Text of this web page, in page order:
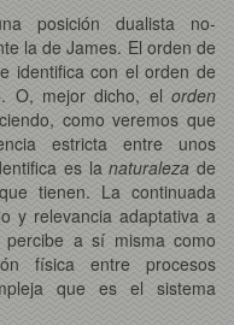
posición dualista no-
la de James. El orden de
identifica con el orden de
O, mejor dicho, el orden
como veremos que
estricta entre unos
es lanaturaleza de
tienen. La continuada
y relevancia adaptativa a
a sí misma como
física entre procesos
que es el sistema